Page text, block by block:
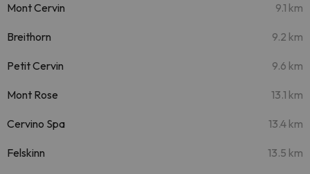
Mont Cervin 9.1 km
Breithorn 9.2 km
Petit Cervin 9.6 km
Mont Rose 13.1 km
Cervino Spa 13.4 km
Felskinn 13.5 km